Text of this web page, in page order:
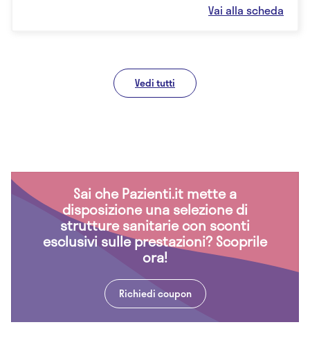
Vai alla scheda
Vedi tutti
Sai che Pazienti.it mette a
disposizione una selezione di
strutture sanitarie con sconti
esclusivi sulle prestazioni? Scoprile
ora!
Richiedi coupon